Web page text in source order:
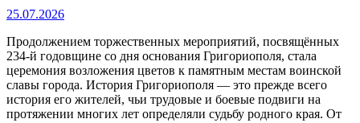
25.07.2026
Продолжением торжественных мероприятий, посвящённых
234-й годовщине со дня основания Григориополя, стала
церемония возложения цветов к памятным местам воинской
славы города. История Григориополя — это прежде всего
история его жителей, чьи трудовые и боевые подвиги на
протяжении многих лет определяли судьбу родного края. От